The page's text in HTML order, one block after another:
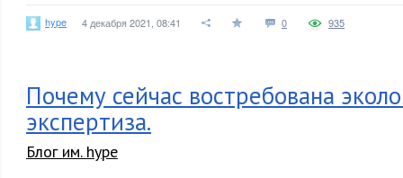
hype 4 декабря 2021, 08:41 0 935
Почему сейчас востребована
экспертиза.
Блог им. hype